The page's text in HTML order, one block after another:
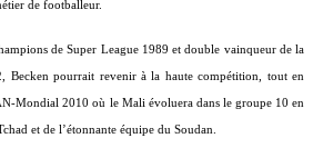
de footballeur.
de Super League 1989 et double vainqueur de la
Becken pourrait revenir à la haute compétition, tout en
Mondial 2010 où le Mali évoluera dans le groupe 10 en
et de l’étonnante équipe du Soudan.